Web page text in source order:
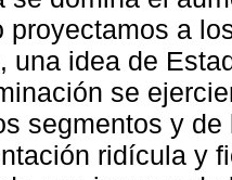
proyectamos a
una idea de
se
segmentos y
ridícula y